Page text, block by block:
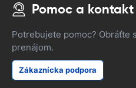
Pomoc a kontakt
Potrebujete pomoc? Obráťte
prenájom.
Zákaznícka podpora